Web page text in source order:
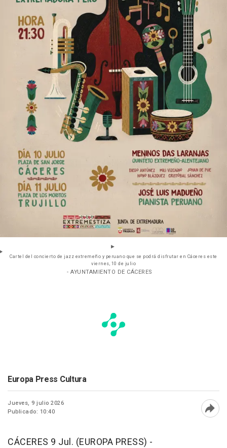
Cartel del concierto de jazz extremeño y peruano que se podrá disfrutar en Cáceres este
viernes, 10 de julio
- AYUNTAMIENTO DE CÁCERES
Europa Press Cultura
Jueves, 9 julio 2026
Publicado: 10:40
CÁCERES 9 Jul. (EUROPA PRESS) -